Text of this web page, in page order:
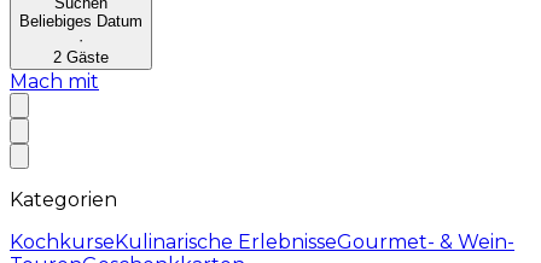
Beliebiges Datum
·
2 Gäste
Mach mit
Kategorien
KochkurseKulinarische ErlebnisseGourmet- & Wein-